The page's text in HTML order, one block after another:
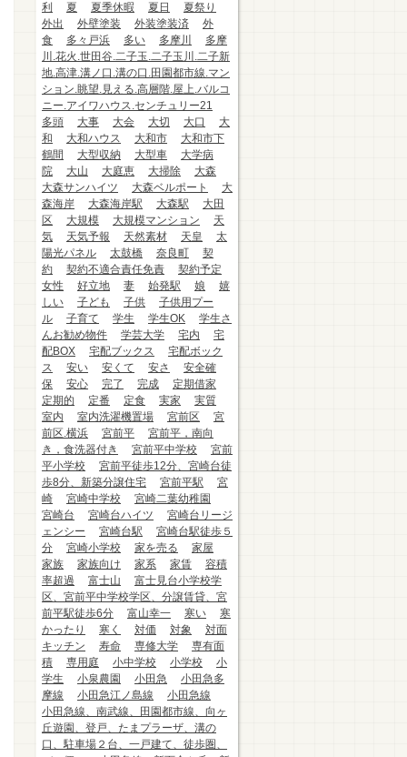
利
夏 夏季休暇 夏日
夏祭り
外出
外壁塗装 外装塗装済
外
食
多々戸浜 多い 多摩川
多摩
川.花火.世田谷.二子玉.二子玉川.二子新
地.高津.溝ノ口.溝の口.田園都市線.マン
ション.眺望.見える.高層階.屋上.バルコ
ニー.アイワハウス.センチュリー21
多頭
大事 大会 大切 大口
大
和
大和ハウス 大和市
大和市下
鶴間
大型収納 大型車
大学病
院
大山 大庭恵 大掃除
大森
大森サンハイツ
大森ベルポート
大
森海岸
大森海岸駅 大森駅
大田
区
大規模 大規模マンション
天
気
天気予報 天然素材 天皇
太
陽光パネル
太鼓橋 奈良町
契
約
契約不適合責任免責
契約予定
女性
好立地 妻 始発駅 娘
嬉
しい
子ども 子供
子供用プー
ル
子育て 学生 学生OK
学生さ
んお勧め物件
学芸大学 宅内
宅
配BOX
宅配ブックス
宅配ボック
ス
安い 安くて 安さ
安全確
保
安心 完了 完成
定期借家
定期的
定番 定食 実家
実質
室内
室内洗濯機置場 宮前区
宮
前区.横浜
宮前平
宮前平，南向
き，食洗器付き
宮前平中学校
宮前
平小学校
宮前平徒歩12分、宮崎台徒
歩8分、新築分譲住宅
宮前平駅
宮
崎
宮崎中学校
宮崎二葉幼稚園
宮崎台
宮崎台ハイツ
宮崎台リージ
ェンシー
宮崎台駅
宮崎台駅徒歩５
分
宮崎小学校 家を売る
家屋
家族
家族向け 家系 家賃
容積
率超過
富士山
富士見台小学校学
区、宮前平中学校学区、分譲賃貸、宮
前平駅徒歩6分
富山幸一 寒い
寒
かったり
寒く 対価 対象
対面
キッチン
寿命 専修大学
専有面
積
専用庭 小中学校 小学校
小
学生
小泉農園 小田急
小田急多
摩線
小田急江ノ島線
小田急線
小田急線、南武線、田園都市線、向ヶ
丘遊園、登戸、たまプラーザ、溝の
口、駐車場２台、一戸建て、徒歩圏、